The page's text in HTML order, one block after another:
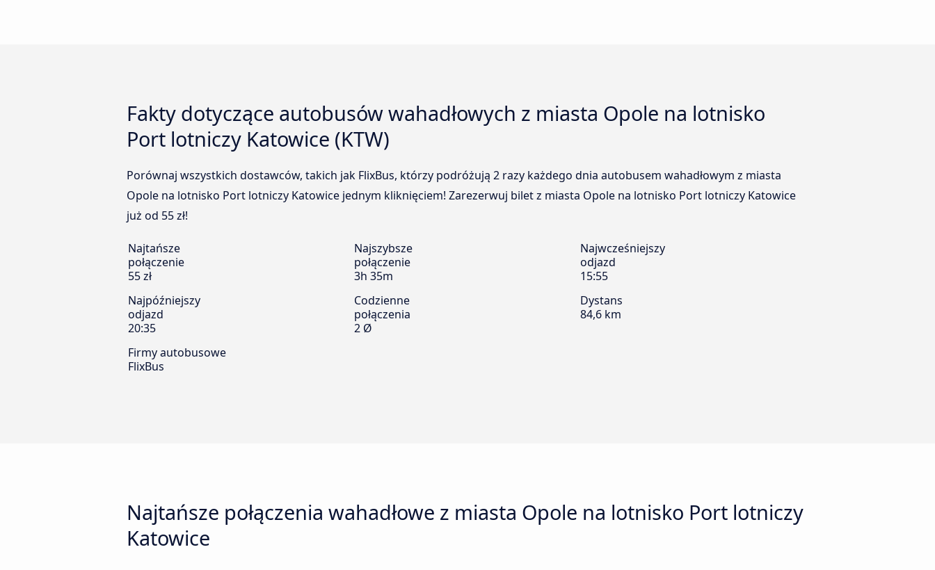
Fakty dotyczące autobusów wahadłowych z miasta Opole na lotnisko
Port lotniczy Katowice (KTW)
Porównaj wszystkich dostawców, takich jak FlixBus, którzy podróżują 2 razy każdego dnia autobusem wahadłowym z miasta
Opole na lotnisko Port lotniczy Katowice jednym kliknięciem! Zarezerwuj bilet z miasta Opole na lotnisko Port lotniczy Katowice
już od 55 zł!
Najtańsze
połączenie
55 zł
Najszybsze
połączenie
3h 35m
Najwcześniejszy
odjazd
15:55
Najpóźniejszy
odjazd
20:35
Codzienne
połączenia
2 Ø
Dystans
84,6 km
Firmy autobusowe
FlixBus
Najtańsze połączenia wahadłowe z miasta Opole na lotnisko Port lotniczy
Katowice